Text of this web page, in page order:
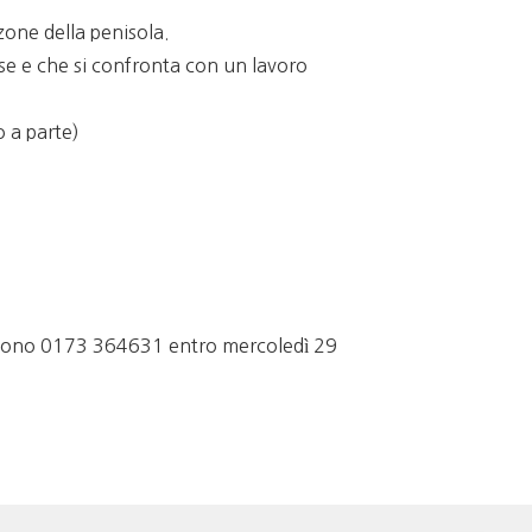
della penisola.
e che si confronta con un lavoro
a parte)
0173 364631 entro mercoledì 29